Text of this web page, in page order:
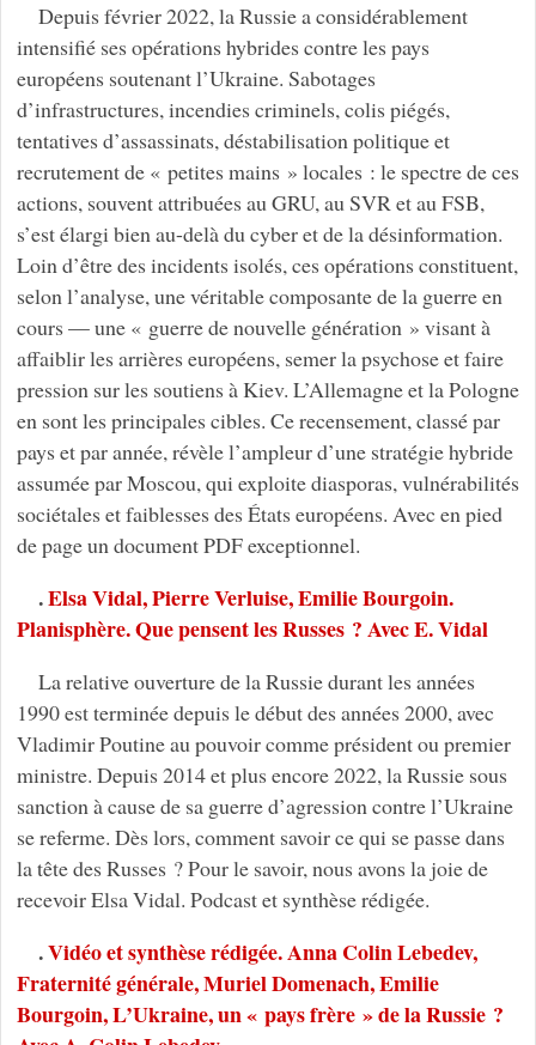
Depuis février 2022, la Russie a considérablement
intensifié ses opérations hybrides contre les pays
européens soutenant l’Ukraine. Sabotages
d’infrastructures, incendies criminels, colis piégés,
tentatives d’assassinats, déstabilisation politique et
recrutement de « petites mains » locales : le spectre de ces
actions, souvent attribuées au GRU, au SVR et au FSB,
s’est élargi bien au-delà du cyber et de la désinformation.
Loin d’être des incidents isolés, ces opérations constituent,
selon l’analyse, une véritable composante de la guerre en
cours — une « guerre de nouvelle génération » visant à
affaiblir les arrières européens, semer la psychose et faire
pression sur les soutiens à Kiev. L’Allemagne et la Pologne
en sont les principales cibles. Ce recensement, classé par
pays et par année, révèle l’ampleur d’une stratégie hybride
assumée par Moscou, qui exploite diasporas, vulnérabilités
sociétales et faiblesses des États européens. Avec en pied
de page un document PDF exceptionnel.
.Elsa Vidal, Pierre Verluise, Emilie Bourgoin.
Planisphère. Que pensent les Russes ? Avec E. Vidal
La relative ouverture de la Russie durant les années
1990 est terminée depuis le début des années 2000, avec
Vladimir Poutine au pouvoir comme président ou premier
ministre. Depuis 2014 et plus encore 2022, la Russie sous
sanction à cause de sa guerre d’agression contre l’Ukraine
se referme. Dès lors, comment savoir ce qui se passe dans
la tête des Russes ? Pour le savoir, nous avons la joie de
recevoir Elsa Vidal. Podcast et synthèse rédigée.
.Vidéo et synthèse rédigée. Anna Colin Lebedev,
Fraternité générale, Muriel Domenach, Emilie
Bourgoin, L’Ukraine, un « pays frère » de la Russie ?